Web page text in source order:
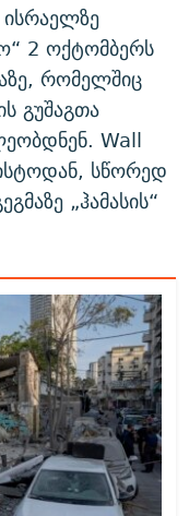
2 ოქტომბერს
რომელშიც
გუშაგთა
Wall
სწორედ
„ჰამასის“